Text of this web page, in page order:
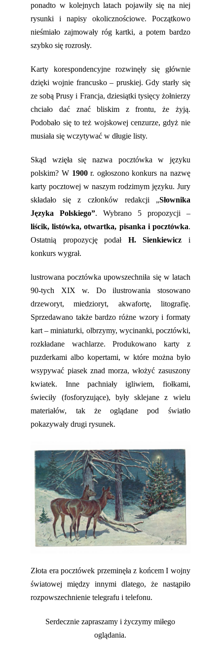
ponadto w kolejnych latach pojawiły się na niej
rysunki i napisy okolicznościowe. Początkowo
nieśmiało zajmowały róg kartki, a potem bardzo
szybko się rozrosły.
Karty korespondencyjne rozwinęły się głównie
dzięki wojnie francusko – pruskiej. Gdy starły się
ze sobą Prusy i Francja, dziesiątki tysięcy żołnierzy
chciało dać znać bliskim z frontu, że żyją.
Podobało się to też wojskowej cenzurze, gdyż nie
musiała się wczytywać w długie listy.
Skąd wzięła się nazwa pocztówka w języku
polskim? W 1900r. ogłoszono konkurs na nazwę
karty pocztowej w naszym rodzimym języku. Jury
składało się z członków redakcji „Słownika
Języka Polskiego”. Wybrano 5 propozycji –
liścik, listówka, otwartka, pisanka i pocztówka.
Ostatnią propozycję podał H. Sienkiewicz i
konkurs wygrał.
lustrowana pocztówka upowszechniła się w latach
90-tych XIX w. Do ilustrowania stosowano
drzeworyt, miedzioryt, akwafortę, litografię.
Sprzedawano także bardzo różne wzory i formaty
kart – miniaturki, olbrzymy, wycinanki, pocztówki,
rozkładane wachlarze. Produkowano karty z
puzderkami albo kopertami, w które można było
wsypywać piasek znad morza, włożyć zasuszony
kwiatek. Inne pachniały igliwiem, fiołkami,
świeciły (fosforyzujące), były sklejane z wielu
materiałów, tak że oglądane pod światło
pokazywały drugi rysunek.
Złota era pocztówek przeminęła z końcemI wojny
światowejmiędzy innymi dlatego, że nastąpiło
rozpowszechnienie telegrafu i telefonu.
Serdecznie zapraszamy i życzymy miłego
oglądania.